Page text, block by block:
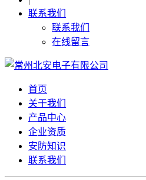
联系我们
联系我们
在线留言
首页
关于我们
产品中心
企业资质
安防知识
联系我们